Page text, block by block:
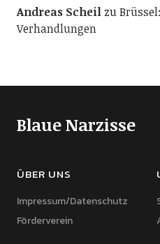
Andreas Scheilzu
Verhandlungen
Blaue Narzisse
ÜBER UNS
Impressum/Datenschutz
Förderverein